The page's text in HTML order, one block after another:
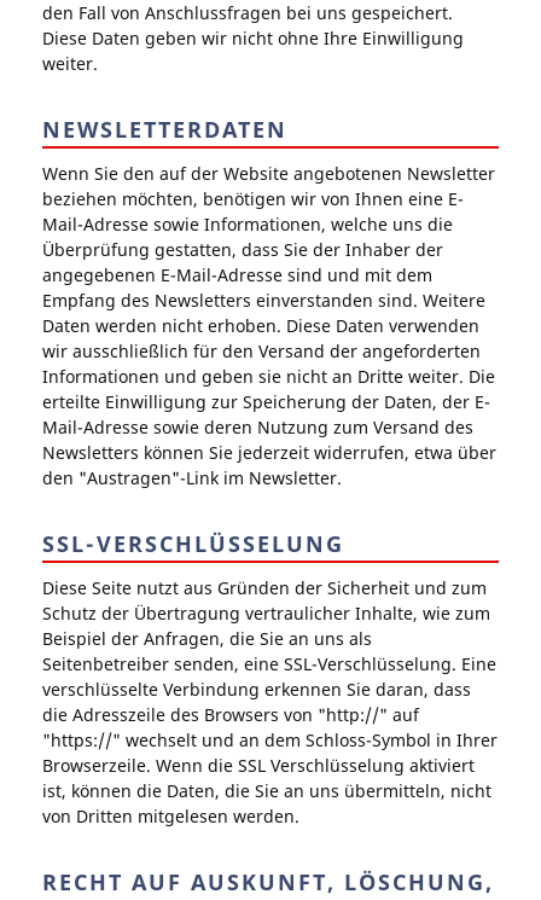
den Fall von Anschlussfragen bei uns gespeichert.
Diese Daten geben wir nicht ohne Ihre Einwilligung
weiter.
NEWSLETTERDATEN
Wenn Sie den auf der Website angebotenen Newsletter
beziehen möchten, benötigen wir von Ihnen eine E-
Mail-Adresse sowie Informationen, welche uns die
Überprüfung gestatten, dass Sie der Inhaber der
angegebenen E-Mail-Adresse sind und mit dem
Empfang des Newsletters einverstanden sind. Weitere
Daten werden nicht erhoben. Diese Daten verwenden
wir ausschließlich für den Versand der angeforderten
Informationen und geben sie nicht an Dritte weiter. Die
erteilte Einwilligung zur Speicherung der Daten, der E-
Mail-Adresse sowie deren Nutzung zum Versand des
Newsletters können Sie jederzeit widerrufen, etwa über
den "Austragen"-Link im Newsletter.
SSL-VERSCHLÜSSELUNG
Diese Seite nutzt aus Gründen der Sicherheit und zum
Schutz der Übertragung vertraulicher Inhalte, wie zum
Beispiel der Anfragen, die Sie an uns als
Seitenbetreiber senden, eine SSL-Verschlüsselung. Eine
verschlüsselte Verbindung erkennen Sie daran, dass
die Adresszeile des Browsers von "http://" auf
"https://" wechselt und an dem Schloss-Symbol in Ihrer
Browserzeile. Wenn die SSL Verschlüsselung aktiviert
ist, können die Daten, die Sie an uns übermitteln, nicht
von Dritten mitgelesen werden.
RECHT AUF AUSKUNFT, LÖSCHUNG,